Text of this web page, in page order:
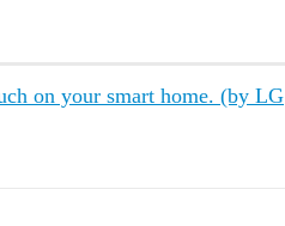
on your smart home. (by LG